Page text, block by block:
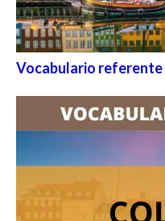
Vocabulario referente